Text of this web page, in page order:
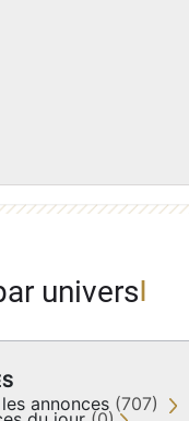
univers
annonces (707)